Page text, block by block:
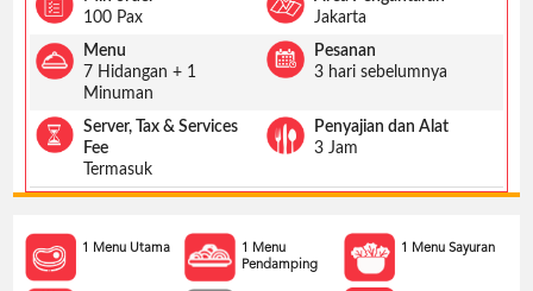
CATERERS
TERMS
CONDITIONS
CENTER
021
5091
3494
100 Pax
Jakarta
Menu
7 Hidangan + 1
Minuman
Pesanan
3 hari sebelumnya
Server, Tax & Services
Fee
Termasuk
Penyajian dan Alat
3 Jam
1 Menu Utama
1 Menu
Pendamping
1 Menu Sayuran